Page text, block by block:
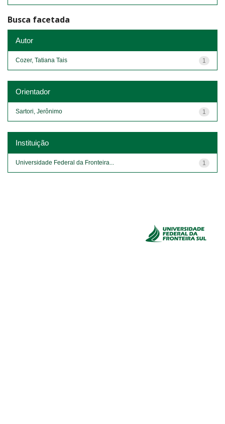
Busca facetada
Autor
1
Cozer, Tatiana Tais
Orientador
1
Sartori, Jerônimo
Instituição
1
Universidade Federal da Fronteira...